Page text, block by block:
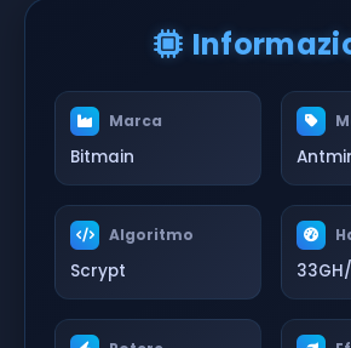
Marca
Bitmain
Algoritmo
Scrypt